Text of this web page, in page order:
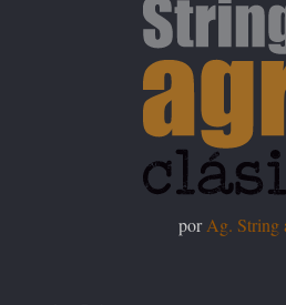
porAg. String